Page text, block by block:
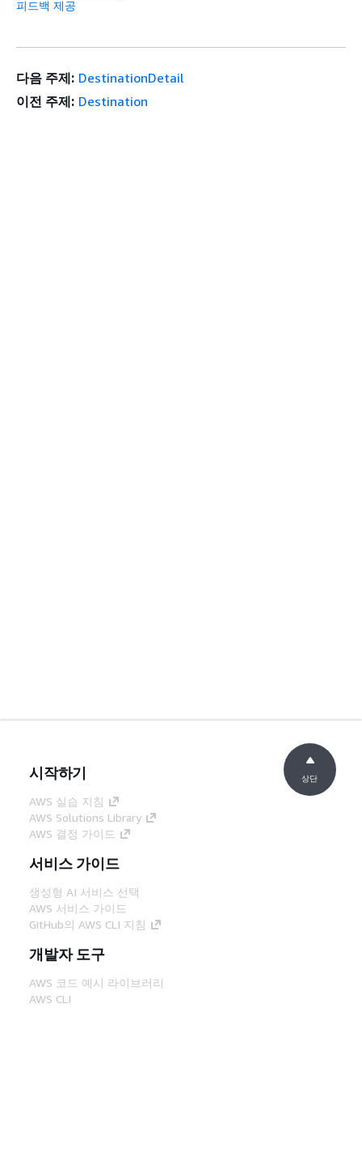
피드백 제공
다음 주제: DestinationDetail
이전 주제: Destination
시작하기
AWS 실습 지침
AWS Solutions Library
AWS 결정 가이드
서비스 가이드
생성형 AI 서비스 선택
AWS 서비스 가이드
GitHub의 AWS CLI 지침
개발자 도구
AWS 코드 예시 라이브러리
AWS CLI
상단